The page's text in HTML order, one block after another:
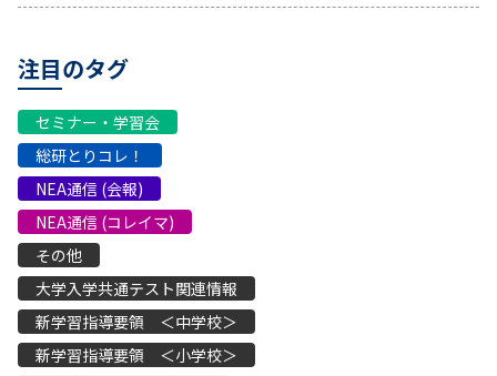
注目のタグ
セミナー・学習会
総研とりコレ！
NEA通信 (会報)
NEA通信 (コレイマ)
その他
大学入学共通テスト関連情報
新学習指導要領 ＜中学校＞
新学習指導要領 ＜小学校＞